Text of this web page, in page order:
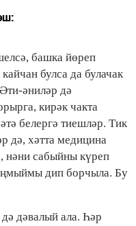
башка йөреп
булса да булачак
әниләр дә
кирәк чакта
белергә тиешләр. Тик
дә, хәтта медицина
нәни сабыйны күреп
дип борчыла. Бу
дәвалый ала. Һәр